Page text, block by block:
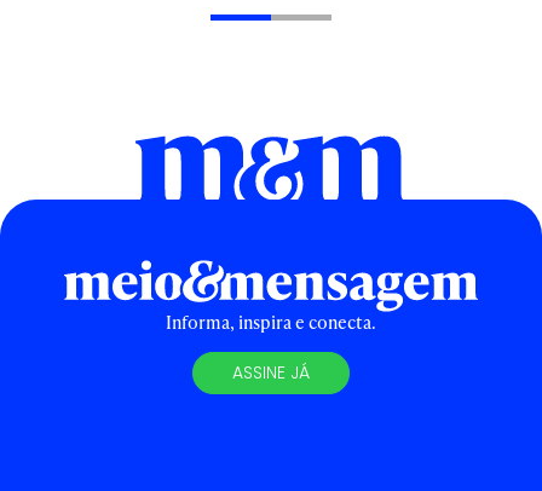
Informa, inspira e conecta.
ASSINE JÁ